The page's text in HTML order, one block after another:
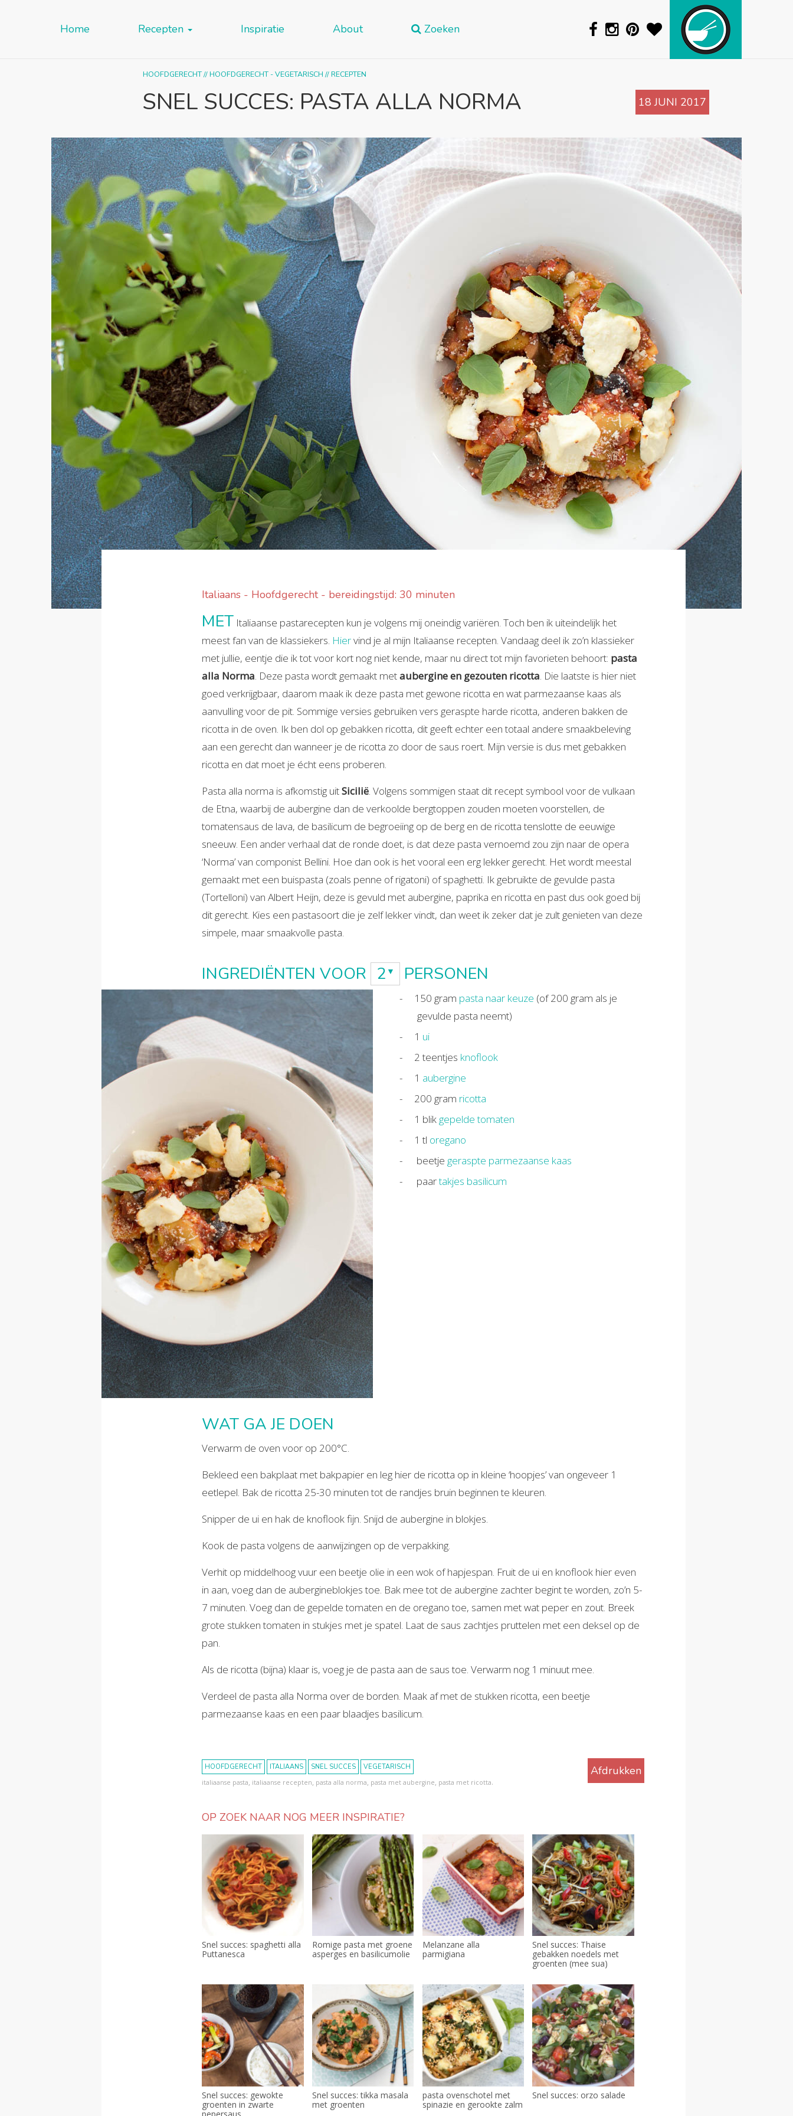
Home Recepten Inspiratie About Zoeken
HOOFDGERECHT//HOOFDGERECHT - VEGETARISCH //RECEPTEN
18 JUNI 2017
SNEL SUCCES: PASTA ALLA NORMA
Italiaans - Hoofdgerecht - bereidingstijd: 30 minuten
MET Italiaanse pastarecepten kun je volgens mij oneindig variëren. Toch ben ik uiteindelijk het
meest fan van de klassiekers. Hiervind je al mijn Italiaanse recepten. Vandaag deel ik zo’n klassieker
met jullie, eentje die ik tot voor kort nog niet kende, maar nu direct tot mijn favorieten behoort: pasta
alla Norma. Deze pasta wordt gemaakt metaubergine en gezouten ricotta. Die laatste is hier niet
goed verkrijgbaar, daarom maak ik deze pasta met gewone ricotta en wat parmezaanse kaas als
aanvulling voor de pit. Sommige versies gebruiken vers geraspte harde ricotta, anderen bakken de
ricotta in de oven. Ik ben dol op gebakken ricotta, dit geeft echter een totaal andere smaakbeleving
aan een gerecht dan wanneer je de ricotta zo door de saus roert. Mijn versie is dus met gebakken
ricotta en dat moet je écht eens proberen.
Pasta alla norma is afkomstig uitSicilië. Volgens sommigen staat dit recept symbool voor de vulkaan
de Etna, waarbij de aubergine dan de verkoolde bergtoppen zouden moeten voorstellen, de
tomatensaus de lava, de basilicum de begroeiing op de berg en de ricotta tenslotte de eeuwige
sneeuw. Een ander verhaal dat de ronde doet, is dat deze pasta vernoemd zou zijn naar de opera
‘Norma’ van componist Bellini. Hoe dan ook is het vooral een erg lekker gerecht. Het wordt meestal
gemaakt met een buispasta (zoals penne of rigatoni) of spaghetti. Ik gebruikte de gevulde pasta
(Tortelloni) van Albert Heijn, deze is gevuld met aubergine, paprika en ricotta en past dus ook goed bij
dit gerecht. Kies een pastasoort die je zelf lekker vindt, dan weet ik zeker dat je zult genieten van deze
simpele, maar smaakvolle pasta.
INGREDIËNTEN VOOR 2 PERSONEN
150 gram pasta naar keuze (of 200 gram als je
gevulde pasta neemt)
1 ui
2 teentjes knoflook
1 aubergine
200 gram ricotta
1 blik gepelde tomaten
1 tl oregano
beetje geraspte parmezaanse kaas
paartakjes basilicum
WAT GA JE DOEN
Verwarm de oven voor op 200°C.
Bekleed een bakplaat met bakpapier en leg hier de ricotta op in kleine ‘hoopjes’ van ongeveer 1
eetlepel. Bak de ricotta 25-30 minuten tot de randjes bruin beginnen te kleuren.
Snipper de ui en hak de knoflook fijn. Snijd de aubergine in blokjes.
Kook de pasta volgens de aanwijzingen op de verpakking.
Verhit op middelhoog vuur een beetje olie in een wok of hapjespan. Fruit de ui en knoflook hier even
in aan, voeg dan de aubergineblokjes toe. Bak mee tot de aubergine zachter begint te worden, zo’n 5-
7 minuten. Voeg dan de gepelde tomaten en de oregano toe, samen met wat peper en zout. Breek
grote stukken tomaten in stukjes met je spatel. Laat de saus zachtjes pruttelen met een deksel op de
pan.
Als de ricotta (bijna) klaar is, voeg je de pasta aan de saus toe. Verwarm nog 1 minuut mee.
Verdeel de pasta alla Norma over de borden. Maak af met de stukken ricotta, een beetje
parmezaanse kaas en een paar blaadjes basilicum.
HOOFDGERECHT ITALIAANS SNEL SUCCES VEGETARISCH
italiaanse pasta italiaanse recepten pasta alla norma pasta met aubergine pasta met ricotta.
Afdrukken
OP ZOEK NAAR NOG MEER INSPIRATIE?
Snel succes: spaghetti alla
Puttanesca
Romige pasta met groene
asperges en basilicumolie
Melanzane alla
parmigiana
Snel succes: Thaise
gebakken noedels met
groenten (mee sua)
Snel succes: gewokte
groenten in zwarte
pepersaus
Snel succes: tikka masala
met groenten
pasta ovenschotel met
spinazie en gerookte zalm
Snel succes: orzo salade